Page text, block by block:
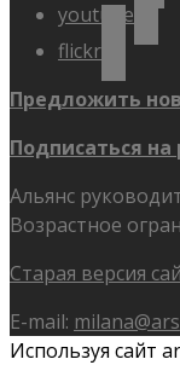
youtube
flickr
Предложить
Подписаться на
Альянс
Возрастное
Старая версия
E-mail:
Используя сайт